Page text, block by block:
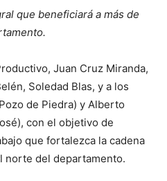
que beneficiará a más de
Juan Cruz Miranda,
Soledad Blas, y a los
de Piedra) y Alberto
con el objetivo de
que fortalezca la cadena
norte del departamento.